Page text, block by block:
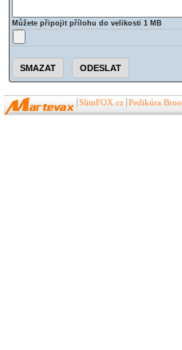
Můžete připojit přílohu do velikosti 1 MB
SlimFOX.cz Pedikúra Brno